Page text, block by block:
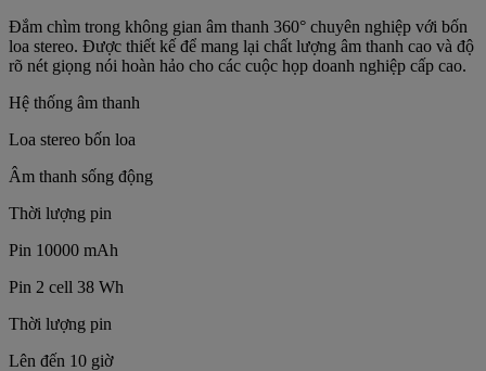
Đắm chìm trong không gian âm thanh 360° chuyên nghiệp với bốn
loa stereo. Được thiết kế để mang lại chất lượng âm thanh cao và độ
rõ nét giọng nói hoàn hảo cho các cuộc họp doanh nghiệp cấp cao.
Hệ thống âm thanh
Loa stereo bốn loa
Âm thanh sống động
Thời lượng pin
Pin 10000 mAh
Pin 2 cell 38 Wh
Thời lượng pin
Lên đến 10 giờ